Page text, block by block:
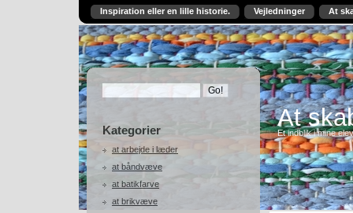
Inspiration eller en lille historie. Vejledninger At
Kategorier
at arbejde i læder
at båndvæve
at batikfarve
at brikvæve
At
Et indblik i mine